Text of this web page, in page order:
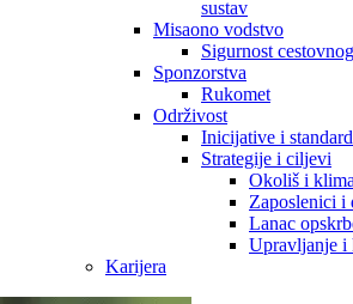
sustav
Misaono vodstvo
Sigurnost
Sponzorstva
Rukomet
Održivost
Inicijative i
Strategije i ciljevi
Okoliš i klima
Zaposlenici i
Lanac
Upravljanje i
Karijera